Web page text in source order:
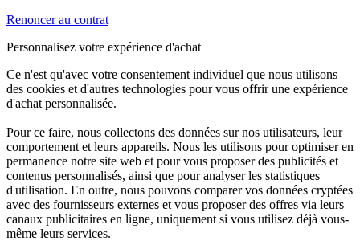
Renoncer au contrat
Personnalisez votre expérience d'achat
Ce n'est qu'avec votre consentement individuel que nous utilisons
des cookies et d'autres technologies pour vous offrir une expérience
d'achat personnalisée.
Pour ce faire, nous collectons des données sur nos utilisateurs, leur
comportement et leurs appareils. Nous les utilisons pour optimiser en
permanence notre site web et pour vous proposer des publicités et
contenus personnalisés, ainsi que pour analyser les statistiques
d'utilisation. En outre, nous pouvons comparer vos données cryptées
avec des fournisseurs externes et vous proposer des offres via leurs
canaux publicitaires en ligne, uniquement si vous utilisez déjà vous-
même leurs services.